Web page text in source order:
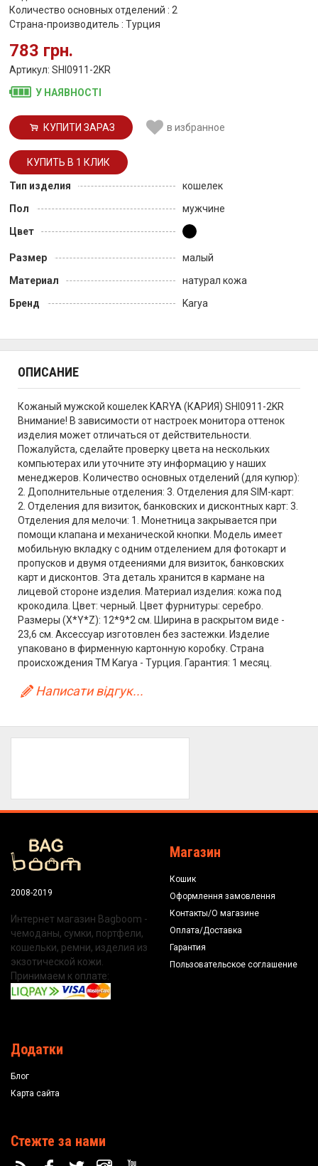
Количество основных отделений : 2
Страна-производитель : Турция
783 грн.
Артикул: SHI0911-2KR
У НАЯВНОСТІ
КУПИТИ ЗАРАЗ в избранное
Тип изделия
кошелек
Пол
мужчине
Цвет
Размер
малый
Материал
натурал кожа
Бренд
Karya
ОПИСАНИЕ
Кожаный мужской кошелек KARYA (КАРИЯ) SHI0911-2KR
Внимание! В зависимости от настроек монитора оттенок
изделия может отличаться от действительности.
Пожалуйста, сделайте проверку цвета на нескольких
компьютерах или уточните эту информацию у наших
менеджеров. Количество основных отделений (для купюр):
2. Дополнительные отделения: 3. Отделения для SIM-карт:
2. Отделения для визиток, банковских и дисконтных карт: 3.
Отделения для мелочи: 1. Монетница закрывается при
помощи клапана и механической кнопки. Модель имеет
мобильную вкладку с одним отделением для фотокарт и
пропусков и двумя отдеениями для визиток, банковских
карт и дисконтов. Эта деталь хранится в кармане на
лицевой стороне изделия. Материал изделия: кожа под
крокодила. Цвет: черный. Цвет фурнитуры: серебро.
Размеры (X*Y*Z): 12*9*2 см. Ширина в раскрытом виде -
23,6 см. Аксессуар изготовлен без застежки. Изделие
упаковано в фирменную картонную коробку. Страна
происхождения ТМ Karya - Турция. Гарантия: 1 месяц.
Написати відгук...
2008-2019
Интернет магазин Bagboom -
чемоданы, сумки, портфели,
кошельки, ремни, изделия из
экзотической кожи.
Принимаем к оплате:
Магазин
Кошик
Оформлення замовлення
Контакты/О магазине
Оплата/Доставка
Гарантия
Пользовательское соглашение
Додатки
Блог
Карта сайта
Стежте за нами